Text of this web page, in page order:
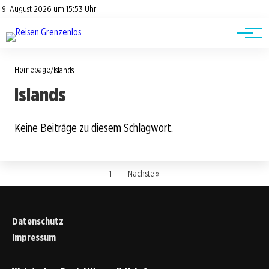
9. August 2026 um 15:53 Uhr
Datenschutz
Road Trips
Reisetipps
Homepage/Islands
Islands
Keine Beiträge zu diesem Schlagwort.
1 Nächste »
Datenschutz
Impressum